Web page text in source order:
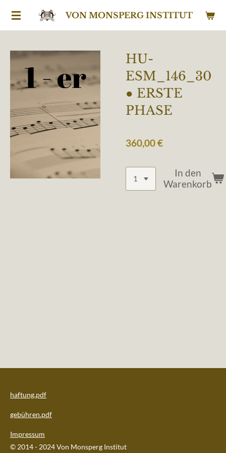
Zum
VON MONSPERG INSTITUT
HU-
ESM_146_30
● ERSTE
PHASE
360,00 €
In den
Warenkorb
haftung.pdf
gebühren.pdf
Impressum
© 2014 - 2024 Von Monsperg Institut